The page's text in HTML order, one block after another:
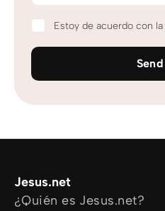
Estoy de acuerdo con la
Send
Jesus.net
¿Quién es Jesus.net?